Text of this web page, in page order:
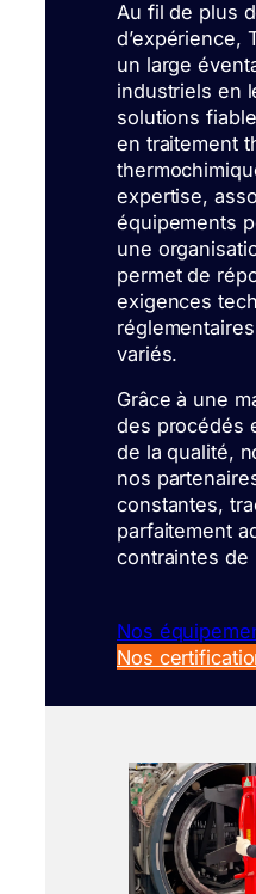
Au fil de plus
d’expérience,
un large
industriels en
solutions
en traitement
expertise,
équipements
une
permet de
exigences
variés.
Grâce à une
des procédés
de la qualité,
nos
constantes,
parfaitement
contraintes de
Nos
Nos